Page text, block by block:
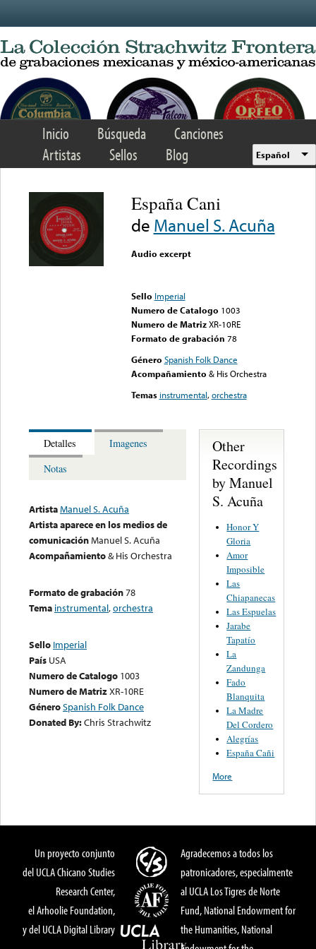
Inicio Búsqueda
Canciones
Artistas
Sellos Blog Español
España Cani
de Manuel S. Acuña
Audio excerpt
Sello Imperial
Numero de Catalogo 1003
Numero de Matriz XR-10RE
Formato de grabación 78
Género Spanish Folk Dance
Acompañamiento & His Orchestra
Temas instrumental,orchestra
Detalles
Imagenes
Notas
ArtistaManuel S. Acuña
Artista aparece en los medios de
comunicaciónManuel S. Acuña
Acompañamiento& His Orchestra
Formato de grabación78
Tema instrumental,orchestra
Sello Imperial
País USA
Numero de Catalogo 1003
Numero de MatrizXR-10RE
GéneroSpanish Folk Dance
Donated By:Chris Strachwitz
Other
Recordings
by Manuel
S. Acuña
Honor Y
Gloria
Amor
Imposible
Las
Chiapanecas
Las Espuelas
Jarabe
Tapatío
La
Zandunga
Fado
Blanquita
La Madre
Del Cordero
Alegrías
España Cañi
More
Un proyecto conjunto
del UCLA Chicano Studies
Research Center,
el Arhoolie Foundation,
y del UCLA Digital Library
Agradecemos a todos los
patronicadores, especialmente
al UCLA Los Tigres de Norte
Fund, National Endowment for
the Humanities, National